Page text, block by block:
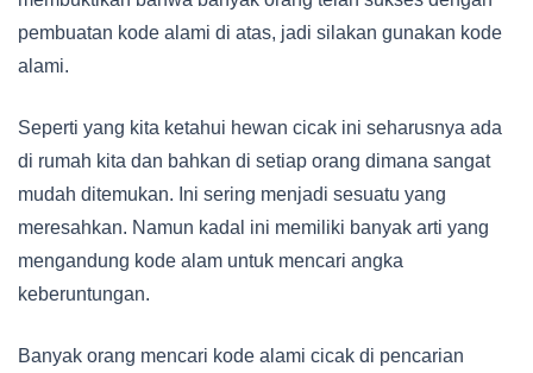
pembuatan kode alami di atas, jadi silakan gunakan kode
alami.
Seperti yang kita ketahui hewan cicak ini seharusnya ada
di rumah kita dan bahkan di setiap orang dimana sangat
mudah ditemukan. Ini sering menjadi sesuatu yang
meresahkan. Namun kadal ini memiliki banyak arti yang
mengandung kode alam untuk mencari angka
keberuntungan.
Banyak orang mencari kode alami cicak di pencarian